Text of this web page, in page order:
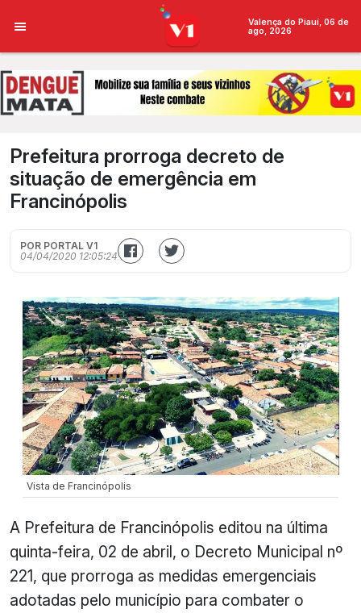
Valença do Piauí, 06 de
ago, 2026
Prefeitura prorroga decreto de
situação de emergência em
Francinópolis
POR PORTAL V1
04/04/2020 12:05:24
Vista de Francinópolis
A Prefeitura de Francinópolis editou na última
quinta-feira, 02 de abril, o Decreto Municipal nº
221, que prorroga as medidas emergenciais
adotadas pelo município para combater o